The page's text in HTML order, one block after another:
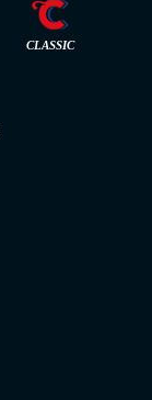
CLASSIC